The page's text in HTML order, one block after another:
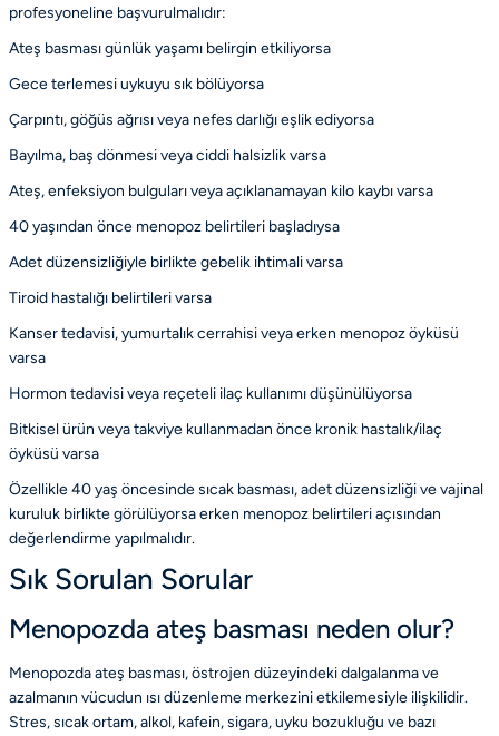
profesyoneline başvurulmalıdır:
Ateş basması günlük yaşamı belirgin etkiliyorsa
Gece terlemesi uykuyu sık bölüyorsa
Çarpıntı, göğüs ağrısı veya nefes darlığı eşlik ediyorsa
Bayılma, baş dönmesi veya ciddi halsizlik varsa
Ateş, enfeksiyon bulguları veya açıklanamayan kilo kaybı varsa
40 yaşından önce menopoz belirtileri başladıysa
Adet düzensizliğiyle birlikte gebelik ihtimali varsa
Tiroid hastalığı belirtileri varsa
Kanser tedavisi, yumurtalık cerrahisi veya erken menopoz öyküsü
varsa
Hormon tedavisi veya reçeteli ilaç kullanımı düşünülüyorsa
Bitkisel ürün veya takviye kullanmadan önce kronik hastalık/ilaç
öyküsü varsa
Özellikle 40 yaş öncesinde sıcak basması, adet düzensizliği ve vajinal
kuruluk birlikte görülüyorsaerken menopoz belirtileriaçısından
değerlendirme yapılmalıdır.
Sık Sorulan Sorular
Menopozda ateş basması neden olur?
Menopozda ateş basması, östrojen düzeyindeki dalgalanma ve
azalmanın vücudun ısı düzenleme merkezini etkilemesiyle ilişkilidir.
Stres, sıcak ortam, alkol, kafein, sigara, uyku bozukluğu ve bazı